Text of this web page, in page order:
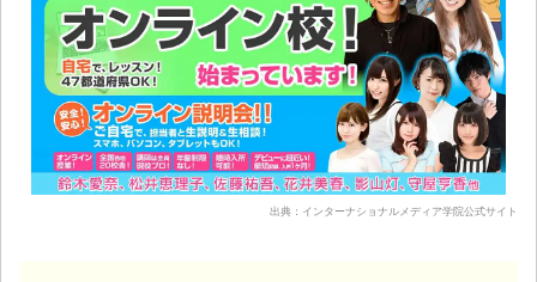
出典：インターナショナルメディア学院公式サイト